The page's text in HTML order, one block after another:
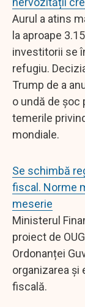
Aurul a atins
la aproape
investitorii se
refugiu.
Trump de a
o undă de șoc
temerile
mondiale.
Se schimbă
fiscal. Norme
meserie
Ministerul
proiect de
Ordonanței
organizarea
fiscală.